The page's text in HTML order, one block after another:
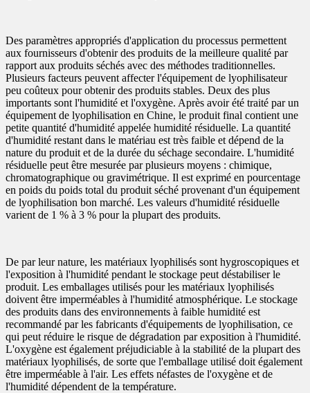
Des paramètres appropriés d'application du processus permettent
aux fournisseurs d'obtenir des produits de la meilleure qualité par
rapport aux produits séchés avec des méthodes traditionnelles.
Plusieurs facteurs peuvent affecter l'équipement de lyophilisateur
peu coûteux pour obtenir des produits stables. Deux des plus
importants sont l'humidité et l'oxygène. Après avoir été traité par un
équipement de lyophilisation en Chine, le produit final contient une
petite quantité d'humidité appelée humidité résiduelle. La quantité
d'humidité restant dans le matériau est très faible et dépend de la
nature du produit et de la durée du séchage secondaire. L'humidité
résiduelle peut être mesurée par plusieurs moyens : chimique,
chromatographique ou gravimétrique. Il est exprimé en pourcentage
en poids du poids total du produit séché provenant d'un équipement
de lyophilisation bon marché. Les valeurs d'humidité résiduelle
varient de 1 % à 3 % pour la plupart des produits.
De par leur nature, les matériaux lyophilisés sont hygroscopiques et
l'exposition à l'humidité pendant le stockage peut déstabiliser le
produit. Les emballages utilisés pour les matériaux lyophilisés
doivent être imperméables à l'humidité atmosphérique. Le stockage
des produits dans des environnements à faible humidité est
recommandé par les fabricants d'équipements de lyophilisation, ce
qui peut réduire le risque de dégradation par exposition à l'humidité.
L'oxygène est également préjudiciable à la stabilité de la plupart des
matériaux lyophilisés, de sorte que l'emballage utilisé doit également
être imperméable à l'air. Les effets néfastes de l'oxygène et de
l'humidité dépendent de la température.